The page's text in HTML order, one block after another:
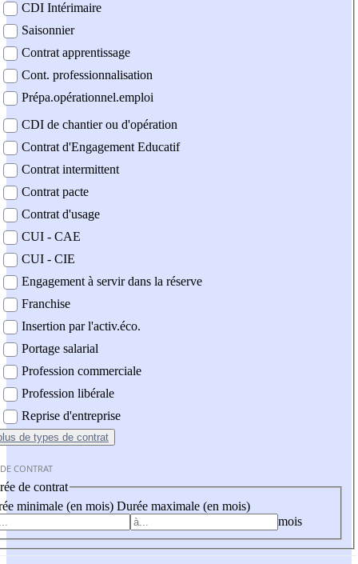
CDI Intérimaire
Saisonnier
Contrat apprentissage
Cont. professionnalisation
Prépa.opérationnel.emploi
CDI de chantier ou d'opération
Contrat d'Engagement Educatif
Contrat intermittent
Contrat pacte
Contrat d'usage
CUI - CAE
CUI - CIE
Engagement à servir dans la réserve
Franchise
Insertion par l'activ.éco.
Portage salarial
Profession commerciale
Profession libérale
Reprise d'entreprise
de types de contrat
CONTRAT
de contrat
minimale (en mois) Durée maximale (en mois)
mois